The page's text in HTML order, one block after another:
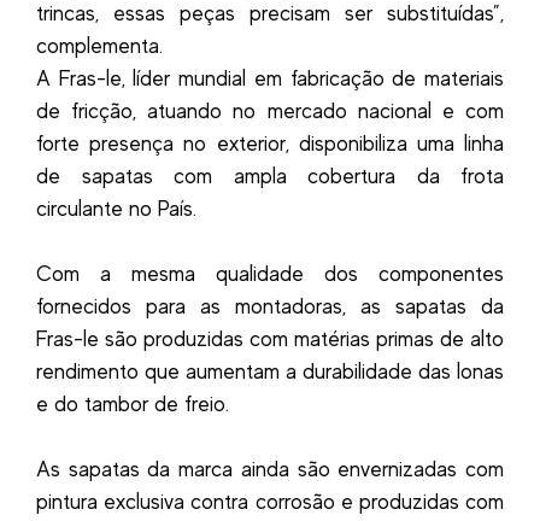
trincas, essas peças precisam ser substituídas”,
complementa.
A Fras-le, líder mundial em fabricação de materiais
de fricção, atuando no mercado nacional e com
forte presença no exterior, disponibiliza uma linha
de sapatas com ampla cobertura da frota
circulante no País.
Com a mesma qualidade dos componentes
fornecidos para as montadoras, as sapatas da
Fras-le são produzidas com matérias primas de alto
rendimento que aumentam a durabilidade das lonas
e do tambor de freio.
As sapatas da marca ainda são envernizadas com
pintura exclusiva contra corrosão e produzidas com